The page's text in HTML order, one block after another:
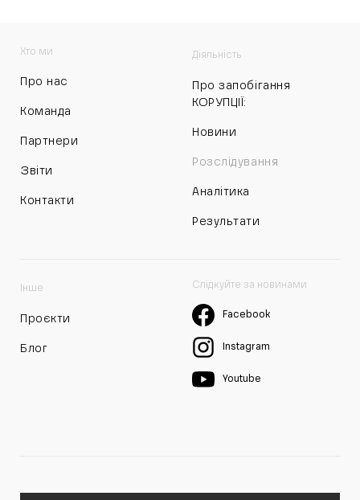
Хто ми
Про нас
Команда
Партнери
Звіти
Контакти
Діяльність
Про запобігання
КОРУПЦІЇ:
Новини
Розслідування
Аналітика
Результати
Інше
Проєкти
Блог
Слідкуйте за новинами
Facebook
Instagram
Youtube